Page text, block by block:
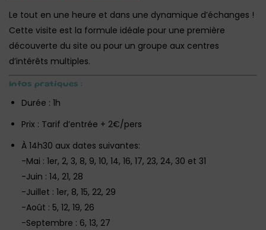
Le tout en une heure et dans une dynamique d’échanges !
Cette visite est la formule idéale pour une première
découverte du site ou pour un groupe aux centres
d’intérêts multiples.
Infos pratiques :
Durée : 1h
Prix : Tarif d’entrée + 2€/pers‎
À 14h30 aux dates suivantes:
-Mai : 1er, 2, 3, 8, 9, 10, 14, 16, 17, 23, 24, 30 et 31
-Juin : 14, 21, 28
-Juillet : 1er, 8, 15, 22, 29
-Août : 5, 12, 19, 26
-Septembre : 6, 13, 27